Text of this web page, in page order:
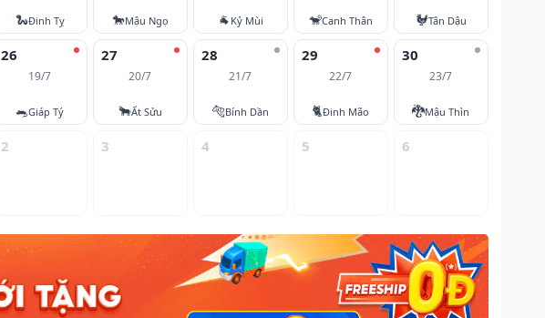
🐍Đinh Tỵ 🐎Mậu Ngọ 🐐 Kỷ Mùi 🐒Canh Thân 🐓Tân Dậu
26
19/7
🐀Giáp Tý
27
20/7
🐂Ất Sửu
28
21/7
🐅Bính Dần
29
22/7
🐈Đinh Mão
30
23/7
🐉Mậu Thìn
2 3 4 5 6